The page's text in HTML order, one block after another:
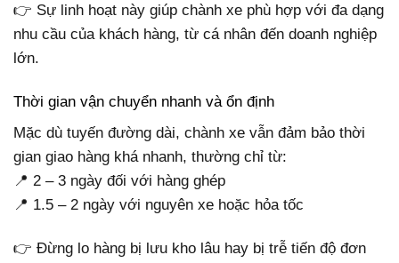
👉 Sự linh hoạt này giúp chành xe phù hợp với đa dạng
nhu cầu của khách hàng, từ cá nhân đến doanh nghiệp
lớn.
Thời gian vận chuyển nhanh và ổn định
Mặc dù tuyến đường dài, chành xe vẫn đảm bảo thời
gian giao hàng khá nhanh, thường chỉ từ:
📍 2 – 3 ngày đối với hàng ghép
📍 1.5 – 2 ngày với nguyên xe hoặc hỏa tốc
👉 Đừng lo hàng bị lưu kho lâu hay bị trễ tiến độ đơn